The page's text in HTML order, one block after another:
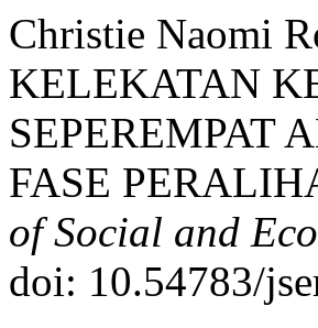
Christie Naomi
KELEKATAN
SEPEREMPAT
FASE
of Social and
doi: 10.54783/